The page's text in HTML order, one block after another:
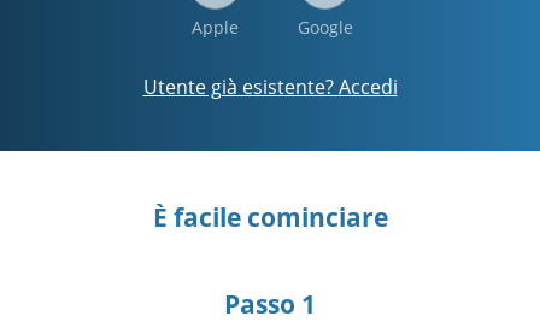
Apple Google
Utente già esistente? Accedi
È facile cominciare
Passo 1